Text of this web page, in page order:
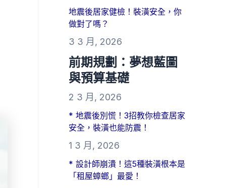
地震後居家健檢！裝潢安全，你
做對了嗎？
3 3 月, 2026
前期規劃：夢想藍圖
與預算基礎
2 3 月, 2026
* 地震後別慌！3招教你檢查居家
安全，裝潢也能防震！
1 3 月, 2026
* 設計師崩潰！這5種裝潢根本是
「租屋蟑螂」最愛！